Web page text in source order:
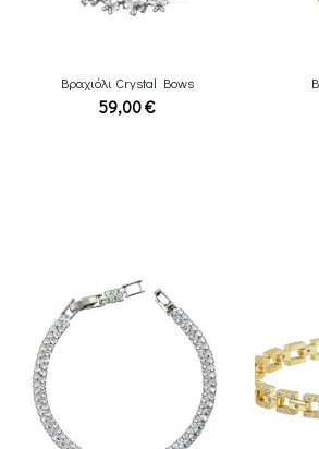
Βραχιόλι Crystal Bows
59,00€